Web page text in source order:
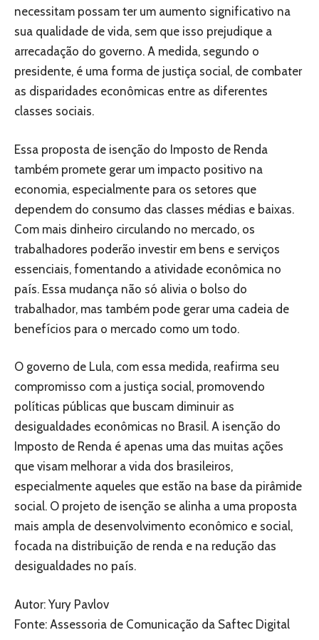
necessitam possam ter um aumento significativo na
sua qualidade de vida, sem que isso prejudique a
arrecadação do governo. A medida, segundo o
presidente, é uma forma de justiça social, de combater
as disparidades econômicas entre as diferentes
classes sociais.
Essa proposta de isenção do Imposto de Renda
também promete gerar um impacto positivo na
economia, especialmente para os setores que
dependem do consumo das classes médias e baixas.
Com mais dinheiro circulando no mercado, os
trabalhadores poderão investir em bens e serviços
essenciais, fomentando a atividade econômica no
país. Essa mudança não só alivia o bolso do
trabalhador, mas também pode gerar uma cadeia de
benefícios para o mercado como um todo.
O governo de Lula, com essa medida, reafirma seu
compromisso com a justiça social, promovendo
políticas públicas que buscam diminuir as
desigualdades econômicas no Brasil. A isenção do
Imposto de Renda é apenas uma das muitas ações
que visam melhorar a vida dos brasileiros,
especialmente aqueles que estão na base da pirâmide
social. O projeto de isenção se alinha a uma proposta
mais ampla de desenvolvimento econômico e social,
focada na distribuição de renda e na redução das
desigualdades no país.
Autor: Yury Pavlov
Fonte: Assessoria de Comunicação da Saftec Digital